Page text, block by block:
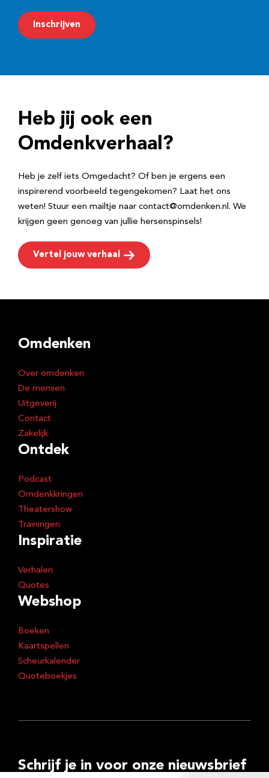
m
a
r
e
Inschrijven
Heb jij ook een
Omdenkverhaal?
Heb je zelf iets Omgedacht? Of ben je ergens een
inspirerend voorbeeld tegengekomen? Laat het ons
weten! Stuur een mailtje naar contact@omdenken.nl. We
krijgen geen genoeg van jullie hersenspinsels!
Vertel jouw verhaal
Omdenken
Over omdenken
De mensen
Uitgeverij
Contact
Zakelijk
Ontdek
Podcast
Omdenkkringen
Theatershow
Trainingen
Inspiratie
Verhalen
Quotes
Webshop
Boeken
Kaartspellen
Scheurkalender
Quoteboekjes
Schrijf je in voor onze nieuwsbrief